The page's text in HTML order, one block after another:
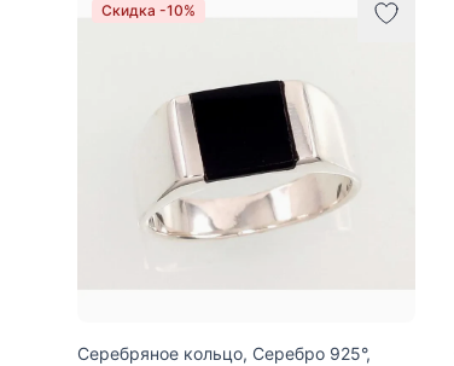
Скидка -10%
Серебряное кольцо, Серебро 925°,